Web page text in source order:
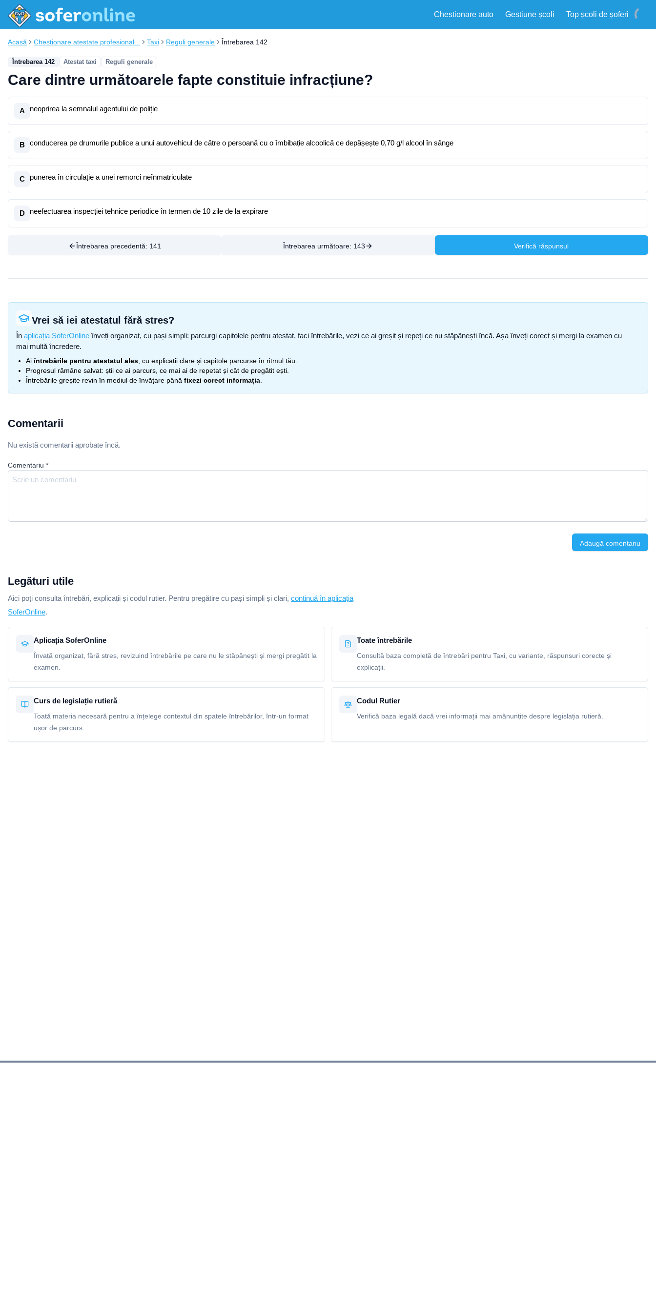
Chestionare auto Gestiune școli Top școli de șoferi
Acasă Chestionare atestate profesional... Taxi Reguli generale Întrebarea 142
Întrebarea 142 Atestat taxi Reguli generale
Care dintre următoarele fapte constituie infracțiune?
A neoprirea la semnalul agentului de poliție
B conducerea pe drumurile publice a unui autovehicul de către o persoană cu o îmbibație alcoolică ce depășește 0,70 g/l alcool în sânge
C punerea în circulație a unei remorci neînmatriculate
D neefectuarea inspecției tehnice periodice în termen de 10 zile de la expirare
Întrebarea precedentă: 141 Întrebarea următoare: 143 Verifică răspunsul
Vrei să iei atestatul fără stres?
În aplicația SoferOnline înveți organizat, cu pași simpli: parcurgi capitolele pentru atestat, faci întrebările, vezi ce ai greșit și repeți ce nu stăpânești încă. Așa înveți corect și mergi la examen cu
mai multă încredere.
Aiîntrebările pentru atestatul ales , cu explicații clare și capitole parcurse în ritmul tău.
Progresul rămâne salvat: știi ce ai parcurs, ce mai ai de repetat și cât de pregătit ești.
Întrebările greșite revin în mediul de învățare până fixezi corect informația
Comentarii
Nu există comentarii aprobate încă.
Comentariu *
Adaugă comentariu
Legături utile
Aici poți consulta întrebări, explicații și codul rutier. Pentru pregătire cu pași simpli și clari, continuă în aplicația
SoferOnline.
Aplicația SoferOnline
Învață organizat, fără stres, revizuind întrebările pe care nu le stăpânești și mergi pregătit la
examen.
Toate întrebările
Consultă baza completă de întrebări pentru Taxi, cu variante, răspunsuri corecte și
explicații.
Curs de legislație rutieră
Toată materia necesară pentru a înțelege contextul din spatele întrebărilor, într-un format
ușor de parcurs.
Codul Rutier
Verifică baza legală dacă vrei informații mai amănunțite despre legislația rutieră.